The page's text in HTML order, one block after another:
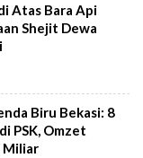
Atas Bara Api
Shejit Dewa
Biru Bekasi: 8
PSK, Omzet
Miliar